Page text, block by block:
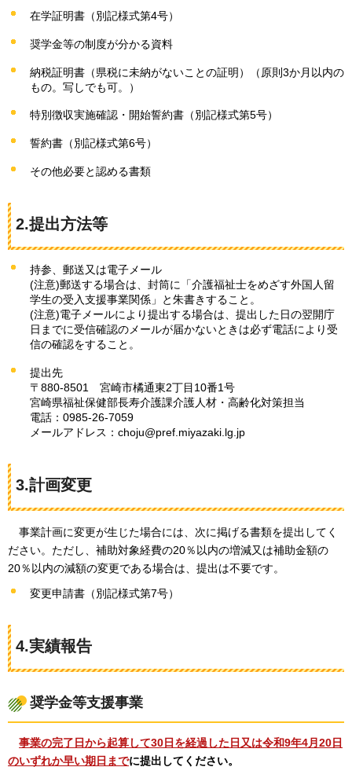
在学証明書（別記様式第4号）
奨学金等の制度が分かる資料
納税証明書（県税に未納がないことの証明）（原則3か月以内の
もの。写しでも可。）
特別徴収実施確認・開始誓約書（別記様式第5号）
誓約書（別記様式第6号）
その他必要と認める書類
2.提出方法等
持参、郵送又は電子メール
(注意)郵送する場合は、封筒に「介護福祉士をめざす外国人留
学生の受入支援事業関係」と朱書きすること。
(注意)電子メールにより提出する場合は、提出した日の翌開庁
日までに受信確認のメールが届かないときは必ず電話により受
信の確認をすること。
提出先
〒880-8501
宮崎市橘通東2丁目10番1号
宮崎県福祉保健部長寿介護課介護人材・高齢化対策担当
電話：0985-26-7059
メールアドレス：choju@pref.miyazaki.lg.jp
3.計画変更
事業計画に変更が生じた場合には、次に掲げる書類を提出してく
ださい。ただし、補助対象経費の20％以内の増減又は補助金額の
20％以内の減額の変更である場合は、提出は不要です。
変更申請書（別記様式第7号）
4.実績報告
奨学金等支援事業
事業の完了日から起算して30日を経過した日又は令和9年4月20日
のいずれか早い期日 までに提出してください。